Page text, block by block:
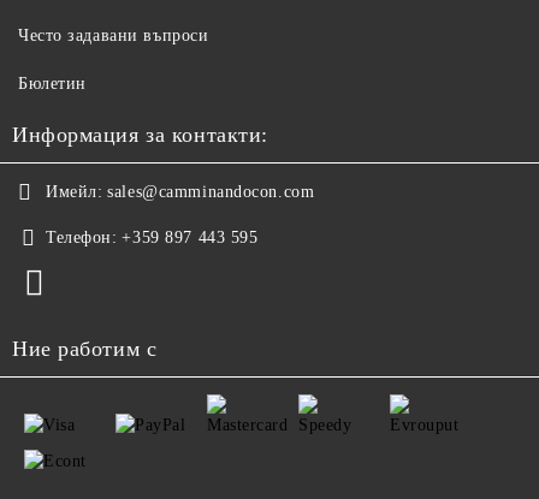
Често задавани въпроси
Бюлетин
Информация за контакти:
Имейл: sales@camminandocon.com
Телефон: +359 897 443 595
Ние работим с